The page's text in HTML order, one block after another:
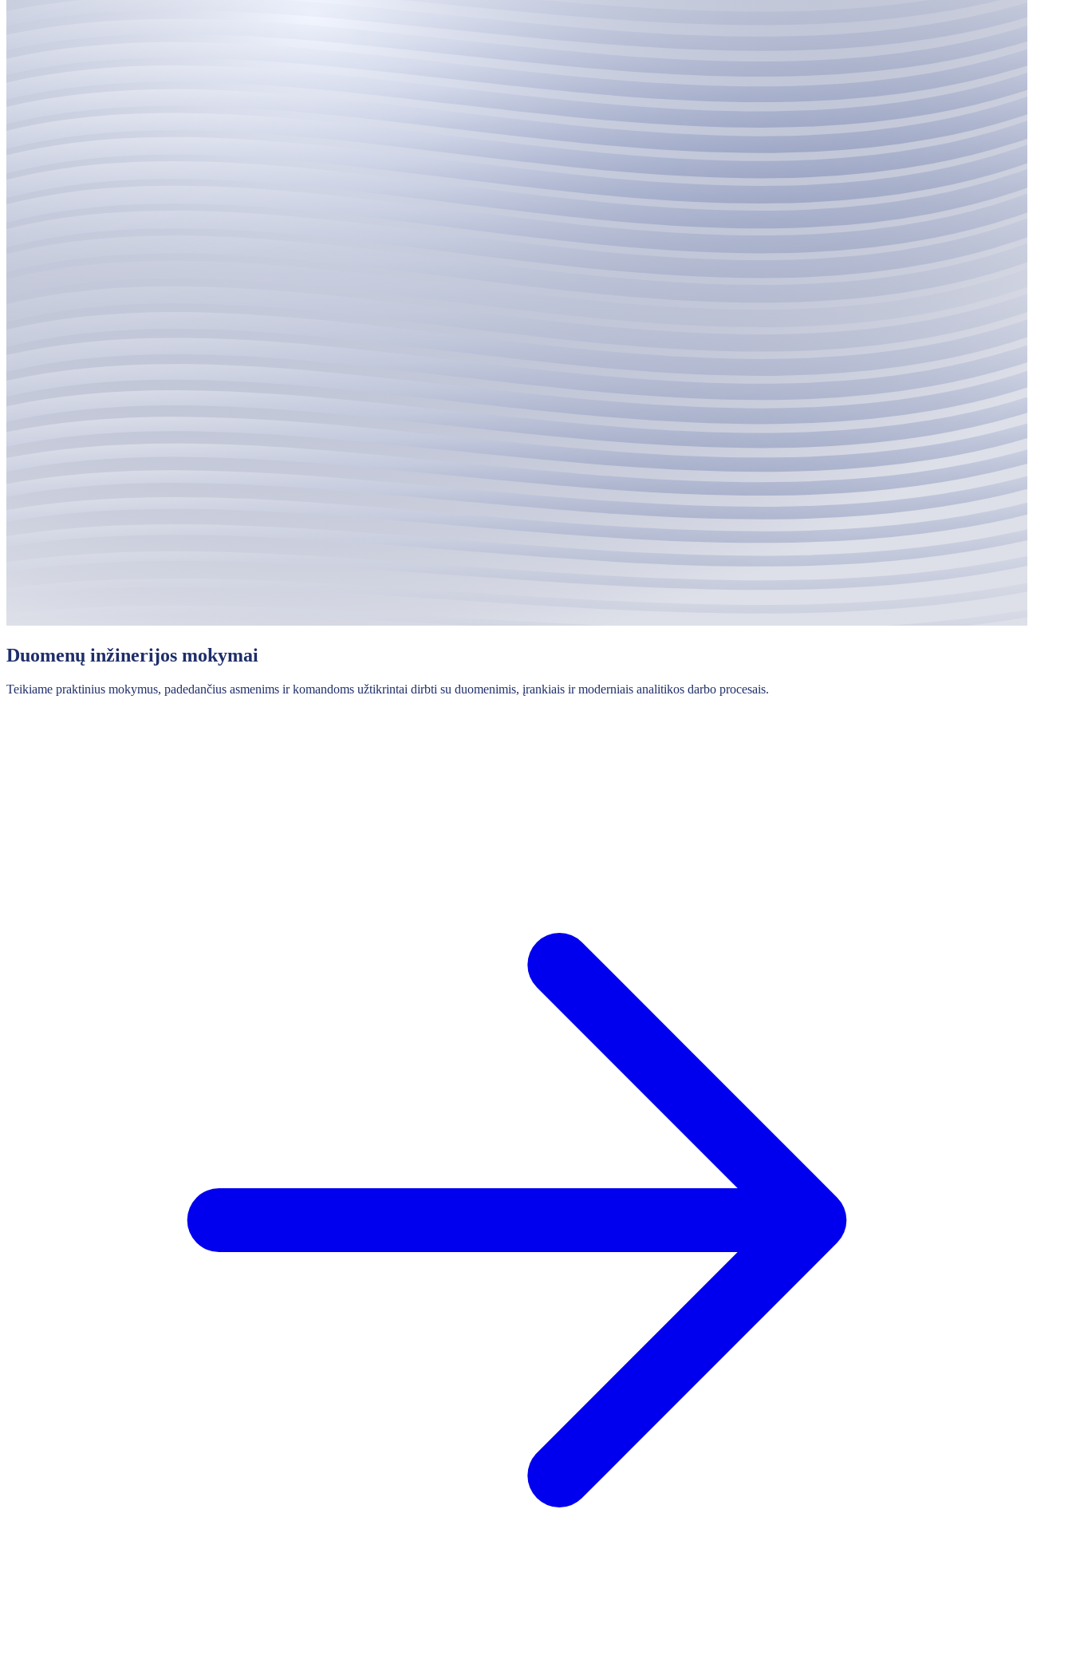
Duomenų inžinerijos mokymai
Teikiame praktinius mokymus, padedančius asmenims ir komandoms užtikrintai dirbti su duomenimis, įrankiais ir moderniais analitikos darbo procesais.